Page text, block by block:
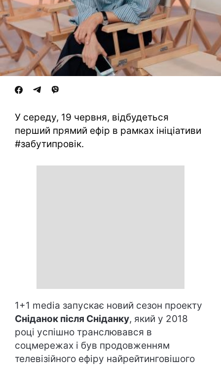
У середу, 19 червня, відбудеться
перший прямий ефір в рамках ініціативи
#забутипровік.
1+1 media запускає новий сезон проекту
Сніданок після Сніданку, який у 2018
році успішно транслювався в
соцмережах і був продовженням
телевізійного ефіру найрейтинговішого